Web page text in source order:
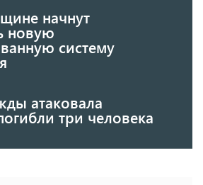
начнут
новую
систему
атаковала
три человека